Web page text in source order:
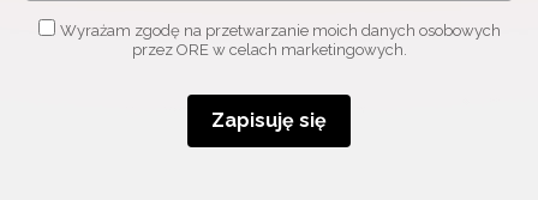
Wyrażam zgodę na przetwarzanie moich danych osobowych
przez ORE w celach marketingowych.
Zapisuję się